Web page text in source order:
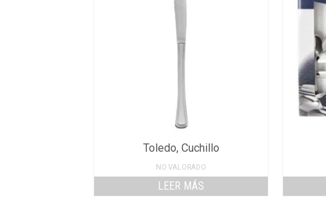
Toledo, Cuchillo
NO VALORADO
LEER MÁS